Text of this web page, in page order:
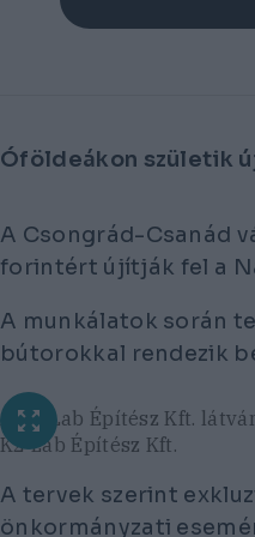
Óföldeákon születik
A Csongrád-Csanád
forintért újítják fel a
A munkálatok során
bútorokkal rendezik
A K2 Lab Építész Kft.
K2 Lab Építész Kft.
A tervek szerint
önkormányzati